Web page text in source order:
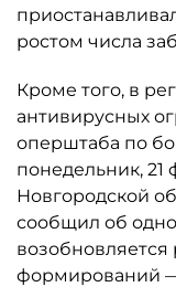
ростом числа
Кроме того, в
антивирусных
оперштаба по
понедельник, 21
Новгородской
сообщил об
возобновляется
формирований —